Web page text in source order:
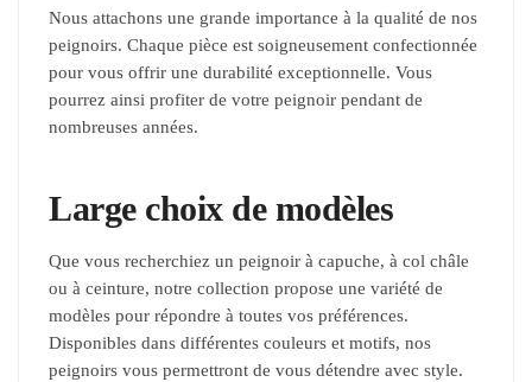
Nous attachons une grande importance à la qualité de nos
peignoirs. Chaque pièce est soigneusement confectionnée
pour vous offrir une durabilité exceptionnelle. Vous
pourrez ainsi profiter de votre peignoir pendant de
nombreuses années.
Large choix de modèles
Que vous recherchiez un peignoir à capuche, à col châle
ou à ceinture, notre collection propose une variété de
modèles pour répondre à toutes vos préférences.
Disponibles dans différentes couleurs et motifs, nos
peignoirs vous permettront de vous détendre avec style.